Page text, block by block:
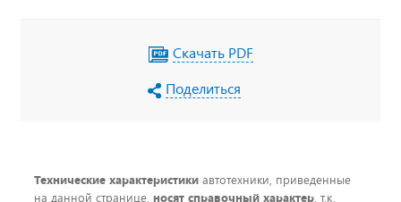
Скачать PDF
Поделиться
Технические характеристики автотехники, приведенные
на данной странице, носят справочный характер, т.к.